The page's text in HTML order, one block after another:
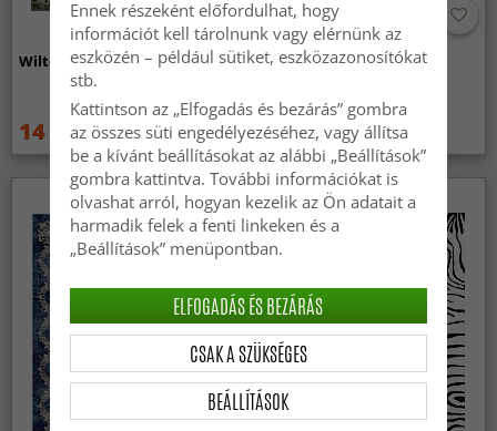
Wilton szőnyeg - Taknis (zöld)
14 959 Ft 19 949 Ft
Wilton szőnyeg - Elena
14 959 Ft 19 949 Ft
Ennek részeként előfordulhat, hogy
információt kell tárolnunk vagy elérnünk az
eszközén – például sütiket, eszközazonosítókat
stb.
Kattintson az „Elfogadás és bezárás” gombra
az összes süti engedélyezéséhez, vagy állítsa
be a kívánt beállításokat az alábbi „Beállítások”
gombra kattintva. További információkat is
olvashat arról, hogyan kezelik az Ön adatait a
harmadik felek a fenti linkeken és a
„Beállítások” menüpontban.
BEÁLLÍTÁSOK
CSAK A SZÜKSÉGES
ELFOGADÁS ÉS BEZÁRÁS